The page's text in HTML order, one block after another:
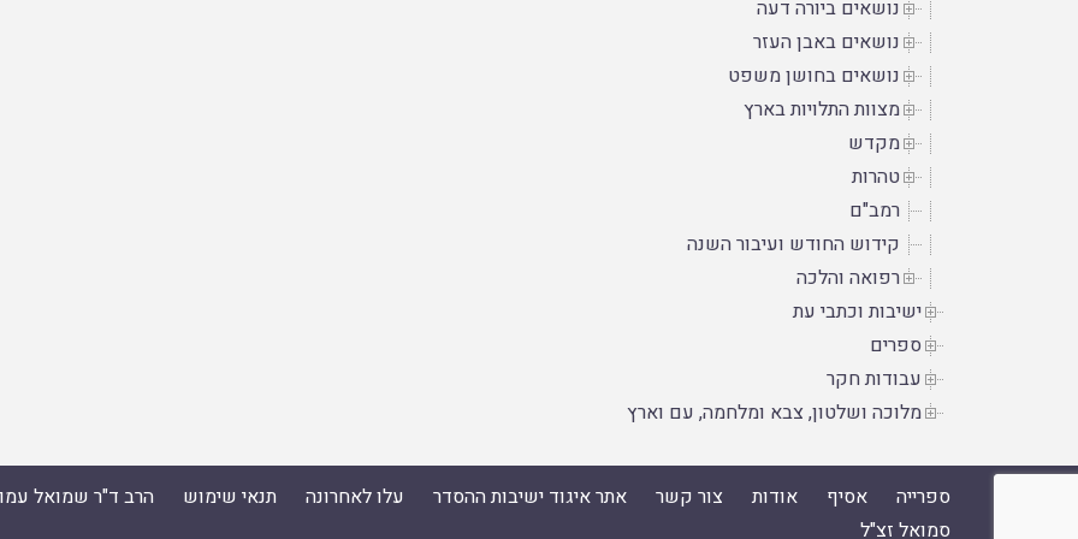
נושאים ביורה דעה
נושאים באבן העזר
נושאים בחושן משפט
מצוות התלויות בארץ
מקדש
טהרות
רמב"ם
קידוש החודש ועיבור השנה
רפואה והלכה
ישיבות וכתבי עת
ספרים
עבודות חקר
מלוכה ושלטון, צבא ומלחמה, עם וארץ
ספרייה אסיף אודות צור קשר אתר איגוד ישיבות ההסדר עלו לאחרונה תנאי שימוש
הרב ד"ר שמואל
סמואל זצ"ל